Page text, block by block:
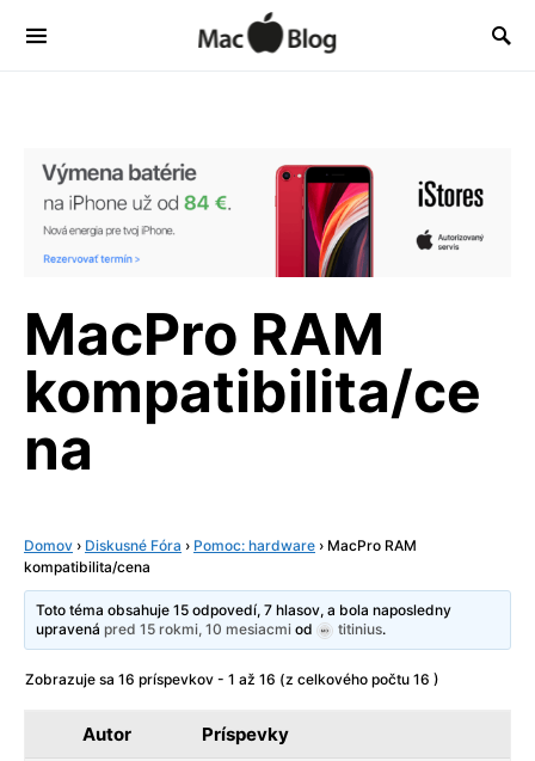
MacPro RAM
kompatibilita/ce
na
Domov › Diskusné Fóra › Pomoc: hardware › MacPro RAM
kompatibilita/cena
Toto téma obsahuje 15 odpovedí, 7 hlasov, a bola naposledny
upravenápred 15 rokmi, 10 mesiacmi od titinius.
Zobrazuje sa 16 príspevkov - 1 až 16 (z celkového počtu 16 )
Autor Príspevky